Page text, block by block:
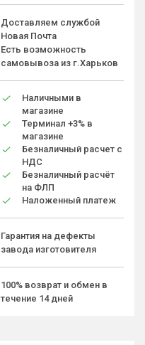
Доставляем службой
Новая Почта
Есть возможность
самовывоза из г.Харьков
Наличными в
магазине
Терминал +3% в
магазине
Безналичный расчет с
НДС
Безналичный расчёт
на ФЛП
Наложенный платеж
Гарантия на дефекты
завода изготовителя
100% возврат и обмен в
течение 14 дней